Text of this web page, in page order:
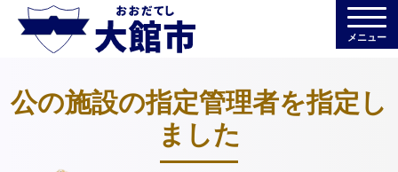
メニュー
公の施設の指定管理者を指定し
ました